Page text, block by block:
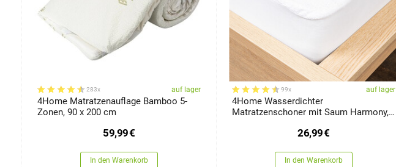
283x auf lager
4Home Matratzenauflage Bamboo 5-
Zonen, 90 x 200 cm
59,99€
In den Warenkorb
99x auf lager
4Home Wasserdichter
Matratzenschoner mit Saum Harmony,
26,99€
In den Warenkorb